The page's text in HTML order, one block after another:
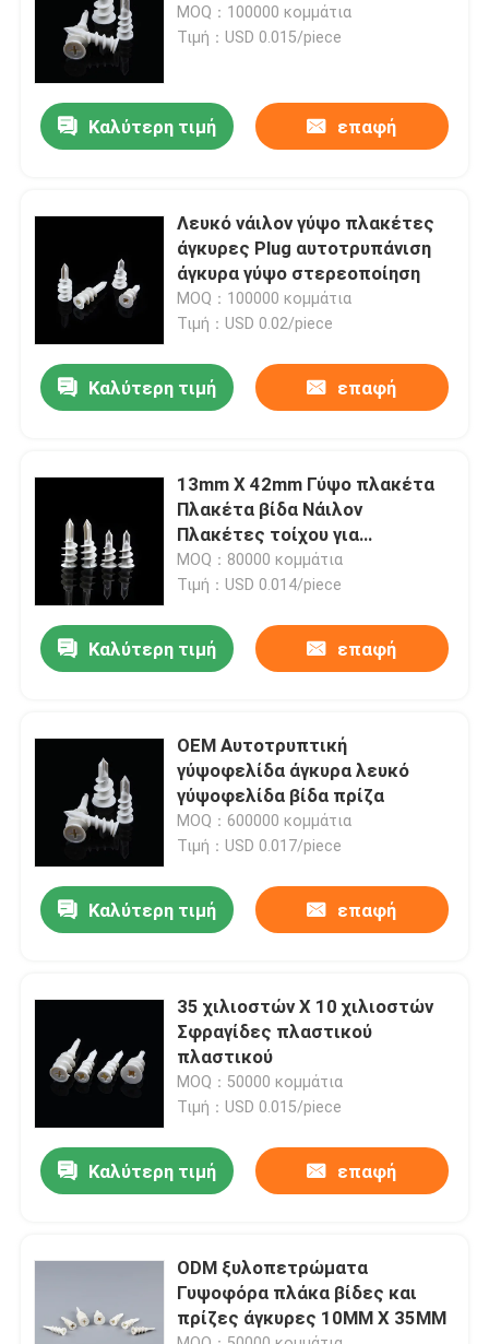
Προϊόντα
Βίντεο
Σχετικά με εμάς
Ποιοτικός έλεγχος
επαφή
Ζητήστε ένα απόσπασμα
Άγκυρα τοίχου από νάιλον
Πύλη άγκυρας από νάιλον
MOQ：100000 κομμάτια
Τιμή：USD 0.015/piece
Καλύτερη τιμή επαφή
Λευκό νάιλον γύψο πλακέτες
άγκυρες Plug αυτοτρυπάνιση
άγκυρα γύψο στερεοποίηση
MOQ：100000 κομμάτια
Τιμή：USD 0.02/piece
Καλύτερη τιμή επαφή
13mm X 42mm Γύψο πλακέτα
Πλακέτα βίδα Νάιλον
Πλακέτες τοίχου για
ξυλοπίνακα
MOQ：80000 κομμάτια
Τιμή：USD 0.014/piece
Καλύτερη τιμή επαφή
OEM Αυτοτρυπτική
γύψοφελίδα άγκυρα λευκό
γύψοφελίδα βίδα πρίζα
MOQ：600000 κομμάτια
Τιμή：USD 0.017/piece
Καλύτερη τιμή επαφή
35 χιλιοστών X 10 χιλιοστών
Σφραγίδες πλαστικού
πλαστικού
MOQ：50000 κομμάτια
Τιμή：USD 0.015/piece
Καλύτερη τιμή επαφή
ODM ξυλοπετρώματα
Γυψοφόρα πλάκα βίδες και
πρίζες άγκυρες 10MM X 35MM